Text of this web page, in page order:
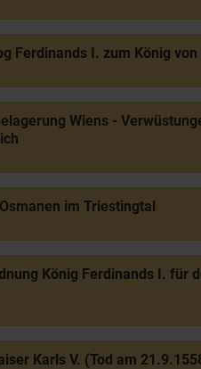
Ferdinands I. zum König von
Wiens -
im Triestingtal
König Ferdinands I. für
Karls V. (Tod am